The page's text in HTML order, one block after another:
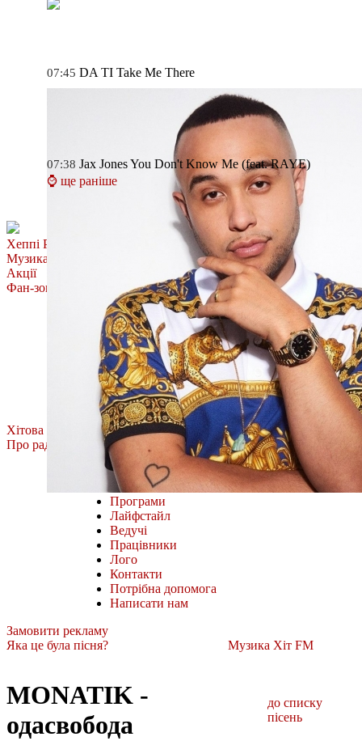
07:45 DA TI Take Me There
07:38 Jax JonesYou Don't Know Me (feat. RAYE)
⌚ ще раніше
Хеппі Ранок
Музика
Акції
Фан-зона
Олена Тополя
MÉLOVIN
ROXOLANA
Тоня Матвієнко
Фан-зона Хіт FM.
Наш відбір
Всі випуски
Хітова Дюжина
Про радіо
Міста і частоти
Як слухати онлайн
Програми
Лайфстайл
Ведучі
Працівники
Лого
Контакти
Потрібна допомога
Написати нам
Замовити рекламу
Яка це була пісня?
Музика Хіт FM
MONATIK -
одасвобода
до списку
пісень